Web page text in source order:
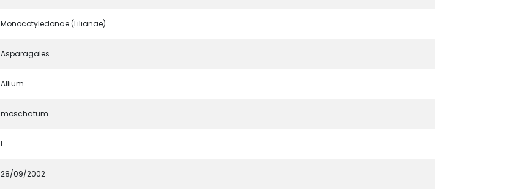
Monocotyledonae (Lilianae)
Asparagales
Allium
moschatum
L.
28/09/2002